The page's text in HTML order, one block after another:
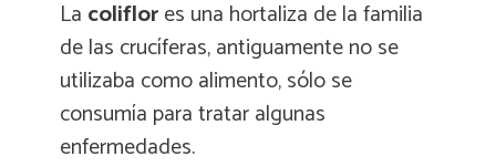
La coliflores una hortaliza de la familia
de las crucíferas,antiguamente no se
utilizaba como alimento, sólo se
consumía para tratar algunas
enfermedades.